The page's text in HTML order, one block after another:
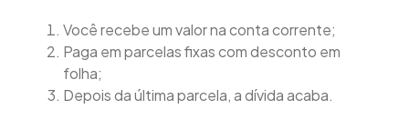
Você recebe um valor na conta corrente;
Paga em parcelas fixas com desconto em
folha;
Depois da última parcela, a dívida acaba.